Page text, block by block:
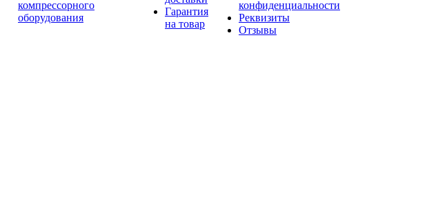
компрессорного
оборудования
Гарантия
на товар
конфиденциальности
Реквизиты
Отзывы